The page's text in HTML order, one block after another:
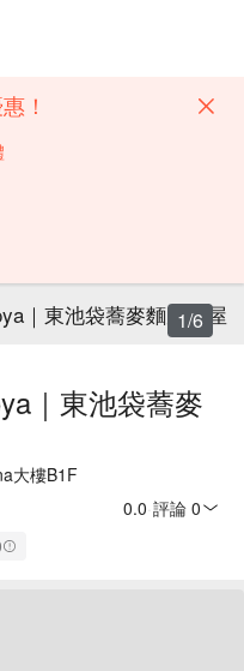
！
｜東池袋蕎麥麵居酒屋
｜東池袋蕎麥
大樓B1F
0.0 評論 0
1/6